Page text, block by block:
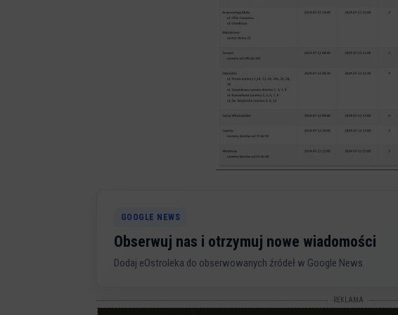
GOOGLE NEWS
Obserwuj nas i otrzymuj nowe wiadomości
Dodaj eOstroleka do obserwowanych źródeł w Google News.
REKLAMA